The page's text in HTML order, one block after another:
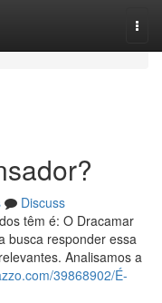
Discuss
têm é: O Dracamar
busca responder essa
Analisamos a
39868902/É-